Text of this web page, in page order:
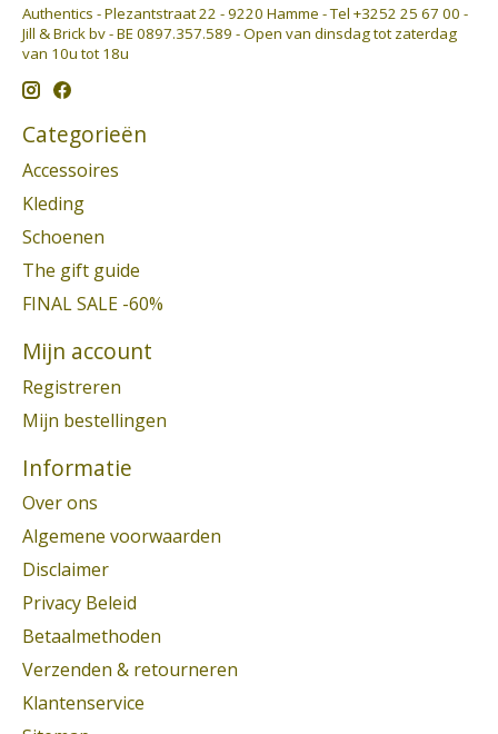
Authentics - Plezantstraat 22 - 9220 Hamme - Tel +3252 25 67 00 -
Jill & Brick bv - BE 0897.357.589 - Open van dinsdag tot zaterdag
van 10u tot 18u
Categorieën
Accessoires
Kleding
Schoenen
The gift guide
FINAL SALE -60%
Mijn account
Registreren
Mijn bestellingen
Informatie
Over ons
Algemene voorwaarden
Disclaimer
Privacy Beleid
Betaalmethoden
Verzenden & retourneren
Klantenservice